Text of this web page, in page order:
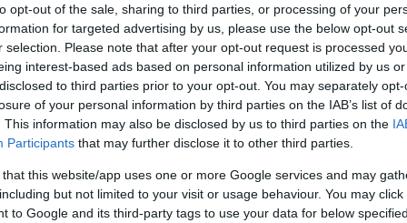
opt-out of the sale, sharing to third parties, or processing of your
for targeted advertising by us, please use the below opt-out
selection. Please note that after your opt-out request is processed
interest-based ads based on personal information utilized by us
to third parties prior to your opt-out. You may separately
of your personal information by third parties on the IAB’s list of
This information may also be disclosed by us to third parties on the
Participants that may further disclose it to other third parties.
that this website/app uses one or more Google services and may
but not limited to your visit or usage behaviour. You may
to Google and its third-party tags to use your data for below
spiaggia più tutelata di Budelli e ha
avvisato la Guardia costiera di La
Maddalena . Sul posto è
immediatamente arrivata una
trovatodue turisti inglesiin spiaggia.
tenderpartito da una barca a noleggio.
sulla spiaggia rosa di Budelli, multati sei